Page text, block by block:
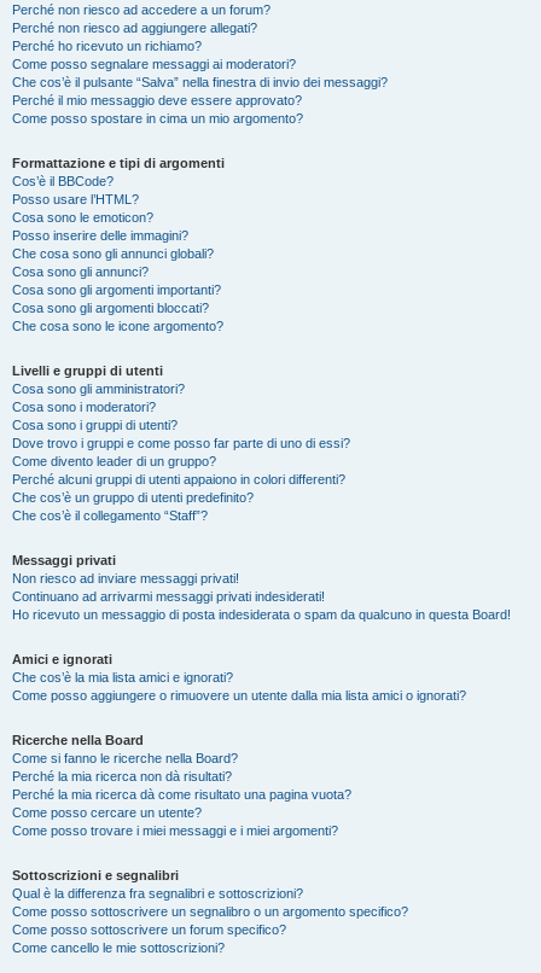
Perché non riesco ad accedere a un forum?
Perché non riesco ad aggiungere allegati?
Perché ho ricevuto un richiamo?
Come posso segnalare messaggi ai moderatori?
Che cos’è il pulsante “Salva” nella finestra di invio dei messaggi?
Perché il mio messaggio deve essere approvato?
Come posso spostare in cima un mio argomento?
Formattazione e tipi di argomenti
Cos’è il BBCode?
Posso usare l’HTML?
Cosa sono le emoticon?
Posso inserire delle immagini?
Che cosa sono gli annunci globali?
Cosa sono gli annunci?
Cosa sono gli argomenti importanti?
Cosa sono gli argomenti bloccati?
Che cosa sono le icone argomento?
Livelli e gruppi di utenti
Cosa sono gli amministratori?
Cosa sono i moderatori?
Cosa sono i gruppi di utenti?
Dove trovo i gruppi e come posso far parte di uno di essi?
Come divento leader di un gruppo?
Perché alcuni gruppi di utenti appaiono in colori differenti?
Che cos’è un gruppo di utenti predefinito?
Che cos’è il collegamento “Staff”?
Messaggi privati
Non riesco ad inviare messaggi privati!
Continuano ad arrivarmi messaggi privati indesiderati!
Ho ricevuto un messaggio di posta indesiderata o spam da qualcuno in questa Board!
Amici e ignorati
Che cos’è la mia lista amici e ignorati?
Come posso aggiungere o rimuovere un utente dalla mia lista amici o ignorati?
Ricerche nella Board
Come si fanno le ricerche nella Board?
Perché la mia ricerca non dà risultati?
Perché la mia ricerca dà come risultato una pagina vuota?
Come posso cercare un utente?
Come posso trovare i miei messaggi e i miei argomenti?
Sottoscrizioni e segnalibri
Qual è la differenza fra segnalibri e sottoscrizioni?
Come posso sottoscrivere un segnalibro o un argomento specifico?
Come posso sottoscrivere un forum specifico?
Come cancello le mie sottoscrizioni?